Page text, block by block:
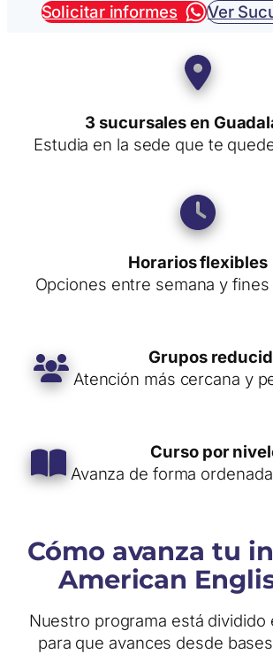
Solicitar informes Ver
3 sucursales en
Estudia en la sede que te
Horarios flexibles
Opciones entre semana y
Grupos
Atención más cercana y
Curso por
Avanza de forma
Cómo avanza tu
American
Nuestro programa está dividido
para que avances desde